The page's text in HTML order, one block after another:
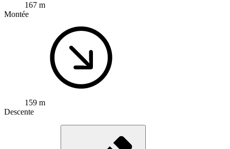
167 m
Montée
159 m
Descente